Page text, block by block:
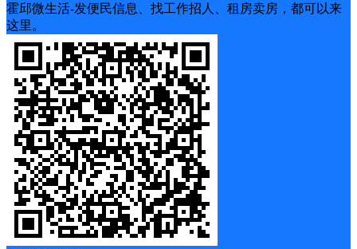
霍邱微生活-发便民信息、找工作招人、租房卖房，都可以来
这里。